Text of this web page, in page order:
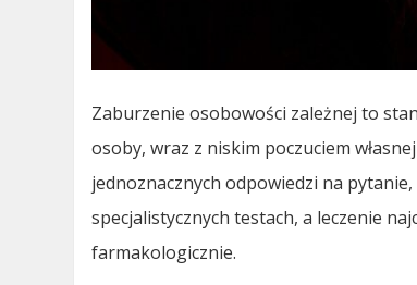
Zaburzenie osobowości zależnej to
osoby, wraz z niskim poczuciem
jednoznacznych odpowiedzi na
specjalistycznych testach, a leczenie
farmakologicznie.